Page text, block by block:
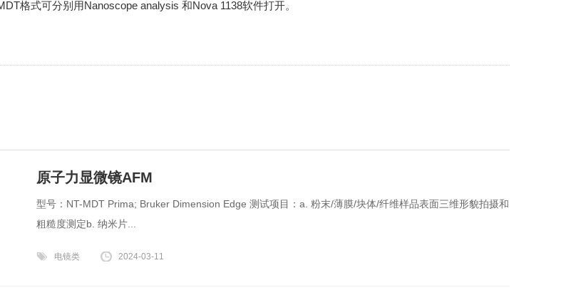
格式可分别用Nanoscope analysis 和Nova 1138软件打开。
原子力显微镜AFM
型号：NT-MDT Prima; Bruker Dimension Edge 测试项目：a. 粉末/薄膜/块体/纤维样品表面三维形貌拍摄和
粗糙度测定b. 纳米片...
电镜类 2024-03-11